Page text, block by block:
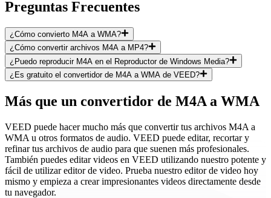
Preguntas Frecuentes
¿Cómo convierto M4A a WMA?
¿Cómo convertir archivos M4A a MP4?
¿Puedo reproducir M4A en el Reproductor de Windows Media?
¿Es gratuito el convertidor de M4A a WMA de VEED?
Más que un convertidor de M4A a WMA
VEED puede hacer mucho más que convertir tus archivos M4A a
WMA u otros formatos de audio. VEED puede editar, recortar y
refinar tus archivos de audio para que suenen más profesionales.
También puedes editar videos en VEED utilizando nuestro potente y
fácil de utilizar editor de video. Prueba nuestro editor de video hoy
mismo y empieza a crear impresionantes videos directamente desde
tu navegador.